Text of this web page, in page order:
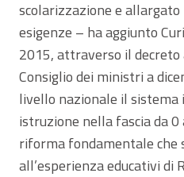
scolarizzazione e
esigenze – ha aggiunto
2015, attraverso il
Consiglio dei ministri a
livello nazionale il sistema
istruzione nella fascia da 0
riforma fondamentale che
all’esperienza educativi di